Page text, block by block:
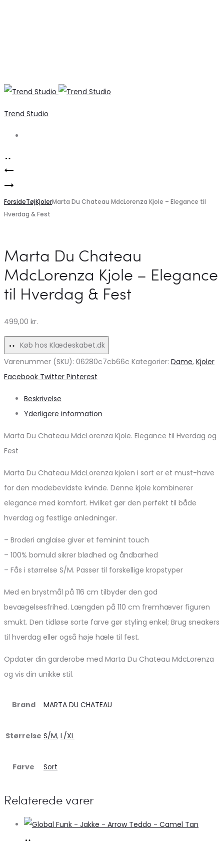
Trend Studio
Product
navigation
fra
VILA
dit
tilbud
Elegant
Marta
Du
5607
–
Sabbia102
kvinder
ForsideTøjKjolerMarta Du Chateau MdcLorenza Kjole – Elegance til
Hverdag & Fest
Marta Du Chateau
MdcLorenza Kjole – Elegance
til Hverdag & Fest
499,00 kr.
Køb hos Klædeskabet.dk
Varenummer (SKU): 06280c7cb66c Kategorier: Dame, Kjoler
Share
Facebook Twitter Pinterest
Beskrivelse
Yderligere information
Marta Du Chateau MdcLorenza Kjole. Elegance til Hverdag og
Fest
Marta Du Chateau MdcLorenza kjolen i sort er et must-have
for den modebevidste kvinde. Denne kjole kombinerer
elegance med komfort. Hvilket gør den perfekt til både
hverdag og festlige anledninger.
– Broderi anglaise giver et feminint touch
– 100% bomuld sikrer blødhed og åndbarhed
– Fås i størrelse S/M. Passer til forskellige kropstyper
Med en brystmål på 116 cm tilbyder den god
bevægelsesfrihed. Længden på 110 cm fremhæver figuren
smukt. Den tidløse sorte farve gør styling enkel; Brug sneakers
til hverdag eller også høje hæle til fest.
Opdater din garderobe med Marta Du Chateau MdcLorenza
og vis din unikke stil.
Brand MARTA DU CHATEAU
Størrelse S/M, L/XL
Farve Sort
Relaterede varer